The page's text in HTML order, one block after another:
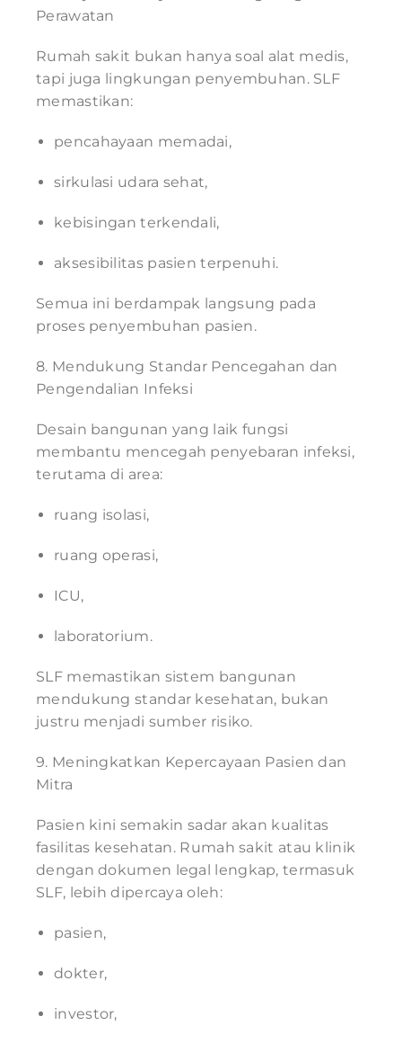
Perawatan
Rumah sakit bukan hanya soal alat medis,
tapi juga lingkungan penyembuhan. SLF
memastikan:
pencahayaan memadai,
sirkulasi udara sehat,
kebisingan terkendali,
aksesibilitas pasien terpenuhi.
Semua ini berdampak langsung pada
proses penyembuhan pasien.
8. Mendukung Standar Pencegahan dan
Pengendalian Infeksi
Desain bangunan yang laik fungsi
membantu mencegah penyebaran infeksi,
terutama di area:
ruang isolasi,
ruang operasi,
ICU,
laboratorium.
SLF memastikan sistem bangunan
mendukung standar kesehatan, bukan
justru menjadi sumber risiko.
9. Meningkatkan Kepercayaan Pasien dan
Mitra
Pasien kini semakin sadar akan kualitas
fasilitas kesehatan. Rumah sakit atau klinik
dengan dokumen legal lengkap, termasuk
SLF, lebih dipercaya oleh:
pasien,
dokter,
investor,